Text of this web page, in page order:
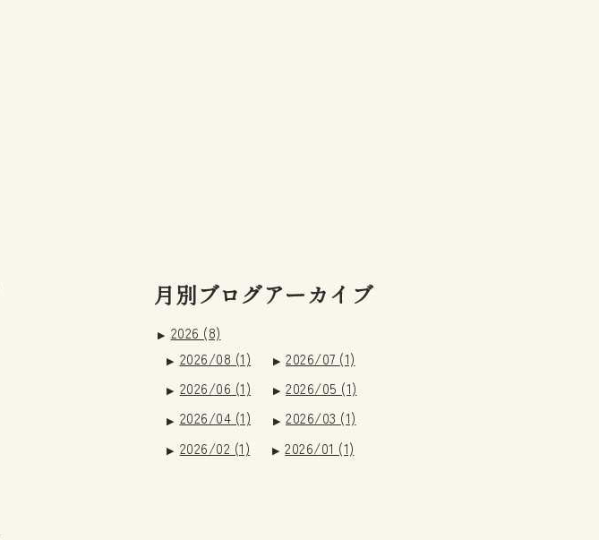
月別ブログアーカイブ
2026 (8)
2026/08 (1)
2026/07 (1)
2026/06 (1)
2026/05 (1)
2026/04 (1)
2026/03 (1)
2026/02 (1)
2026/01 (1)